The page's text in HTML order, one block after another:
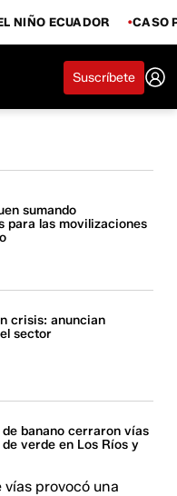
NIÑO ECUADOR CASO
Suscríbete
sumando
para las movilizaciones
crisis: anuncian
sector
banano cerraron vías
verde en Los Ríos y
vías provocó una